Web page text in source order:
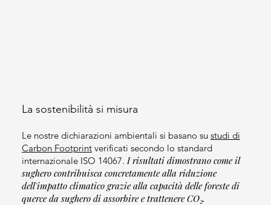
La sostenibilità si misura
Le nostre dichiarazioni ambientali si basano su studi di
Carbon Footprintverificati secondo lo standard
internazionale ISO 14067. I risultati dimostrano come il
sughero contribuisca concretamente alla riduzione
dell'impatto climatico grazie alla capacità delle foreste di
querce da sughero di assorbire e trattenere CO₂.